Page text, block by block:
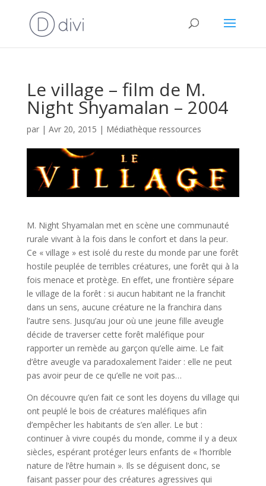
Le village – film de M.
Night Shyamalan – 2004
par | Avr 20, 2015 | Médiathèque ressources
M. Night Shyamalan met en scène une communauté
rurale vivant à la fois dans le confort et dans la peur.
Ce « village » est isolé du reste du monde par une forêt
hostile peuplée de terribles créatures, une forêt qui à la
fois menace et protège. En effet, une frontière sépare
le village de la forêt : si aucun habitant ne la franchit
dans un sens, aucune créature ne la franchira dans
l’autre sens. Jusqu’au jour où une jeune fille aveugle
décide de traverser cette forêt maléfique pour
rapporter un remède au garçon qu’elle aime. Le fait
d’être aveugle va paradoxalement l’aider : elle ne peut
pas avoir peur de ce qu’elle ne voit pas…
On découvre qu’en fait ce sont les doyens du village qui
ont peuplé le bois de créatures maléfiques afin
d’empêcher les habitants de s’en aller. Le but :
continuer à vivre coupés du monde, comme il y a deux
siècles, espérant protéger leurs enfants de « l’horrible
nature de l’être humain ». Ils se déguisent donc, se
faisant passer pour des créatures agressives qui